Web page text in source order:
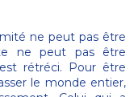
ne peut pas être
ne peut pas être
rétréci. Pour être
le monde entier,